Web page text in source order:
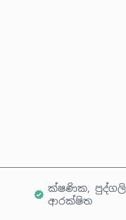
ක්ෂණික,
ආරක්ෂිත